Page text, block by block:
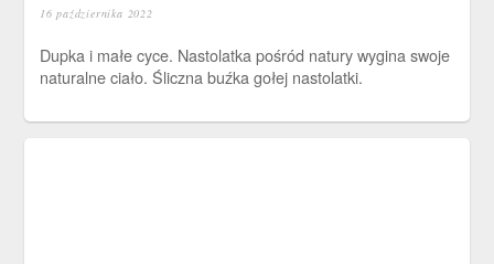
16 października 2022
Dupka i małe cyce. Nastolatka pośród natury wygina swoje
naturalne ciało. Śliczna buźka gołej nastolatki.